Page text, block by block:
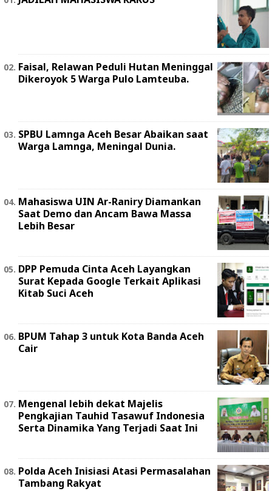
Faisal, Relawan Peduli Hutan Meninggal
Dikeroyok 5 Warga Pulo Lamteuba.
SPBU Lamnga Aceh Besar Abaikan saat
Warga Lamnga, Meningal Dunia.
Mahasiswa UIN Ar-Raniry Diamankan
Saat Demo dan Ancam Bawa Massa
Lebih Besar
DPP Pemuda Cinta Aceh Layangkan
Surat Kepada Google Terkait Aplikasi
Kitab Suci Aceh
BPUM Tahap 3 untuk Kota Banda Aceh
Cair
Mengenal lebih dekat Majelis
Pengkajian Tauhid Tasawuf Indonesia
Serta Dinamika Yang Terjadi Saat Ini
Polda Aceh Inisiasi Atasi Permasalahan
Tambang Rakyat